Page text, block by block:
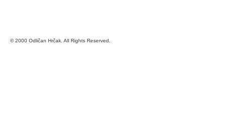
© 2000 Odličan Hrčak. All Rights Reserved.